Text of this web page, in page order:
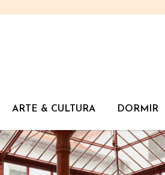
ARTE & CULTURA DORMIR